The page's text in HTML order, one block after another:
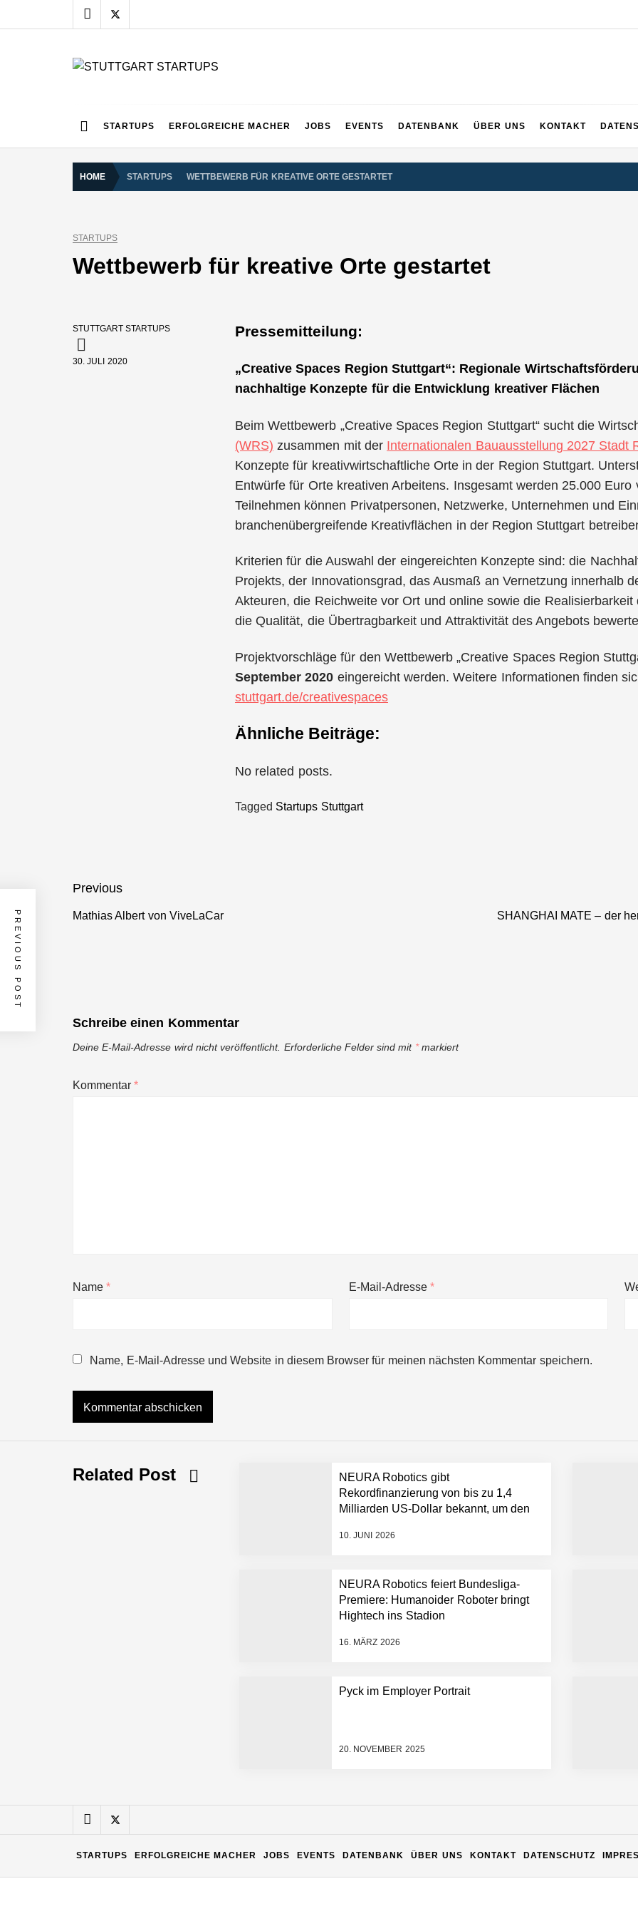
to
STARTUPS ERFOLGREICHE MACHER JOBS EVENTS DATENBANK ÜBER UNS KONTAKT
HOME STARTUPS WETTBEWERB FÜR KREATIVE ORTE GESTARTET
STARTUPS
Wettbewerb für kreative Orte gestartet
STUTTGART STARTUPS
30. JULI 2020
Pressemitteilung:
„Creative Spaces Region Stuttgart“: Regionale
nachhaltige Konzepte für die Entwicklung kreativer Flächen
Beim Wettbewerb „Creative Spaces Region Stuttgart“ sucht die
(WRS) zusammen mit der Internationalen Bauausstellung 2027 Stadt
Konzepte für kreativwirtschaftliche Orte in der Region Stuttgart.
Entwürfe für Orte kreativen Arbeitens. Insgesamt werden 25.000
Teilnehmen können Privatpersonen, Netzwerke, Unternehmen und
branchenübergreifende Kreativflächen in der Region Stuttgart
Kriterien für die Auswahl der eingereichten Konzepte sind: die
Projekts, der Innovationsgrad, das Ausmaß an Vernetzung innerhalb
Akteuren, die Reichweite vor Ort und online sowie die
die Qualität, die Übertragbarkeit und Attraktivität des Angebots
Projektvorschläge für den Wettbewerb „Creative Spaces Region
September 2020 eingereicht werden. Weitere Informationen finden
stuttgart.de/creativespaces
Ähnliche Beiträge:
No related posts.
Tagged Startups Stuttgart
Beitragsnavigation
Previous
Previous
Mathias Albert von ViveLaCar
SHANGHAI MATE – der
PREVIOUS POST
Schreibe einen Kommentar
Deine E-Mail-Adresse wird nicht veröffentlicht. Erforderliche Felder sind mit *markiert
Kommentar*
Name* E-Mail-Adresse *
Name, E-Mail-Adresse und Website in diesem Browser für meinen nächsten Kommentar speichern.
Related Post
NEURA Robotics gibt
Rekordfinanzierung von bis zu 1,4
Milliarden US-Dollar bekannt, um den
AI-Plattform zu beschleunigen
10. JUNI 2026
NEURA Robotics feiert Bundesliga-
Premiere: Humanoider Roboter bringt
Hightech ins Stadion
16. MÄRZ 2026
Pyck im Employer Portrait
20. NOVEMBER 2025
Simulationsdienstleistung in Minuten statt Wochen: FiniteNow ermöglicht sofortige Angebotskalkulation für
STARTUPS ERFOLGREICHE MACHER JOBS EVENTS DATENBANK ÜBER UNS KONTAKT DATENSCHUTZ